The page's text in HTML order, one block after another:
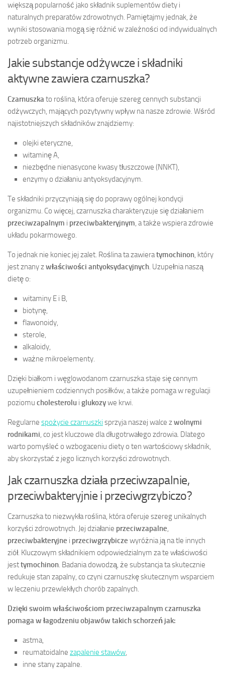
większą popularność jako składnik suplementów diety i
naturalnych preparatów zdrowotnych. Pamiętajmy jednak, że
wyniki stosowania mogą się różnić w zależności od indywidualnych
potrzeb organizmu.
Jakie substancje odżywcze i składniki
aktywne zawiera czarnuszka?
Czarnuszkato roślina, która oferuje szereg cennych substancji
odżywczych, mających pozytywny wpływ na nasze zdrowie. Wśród
najistotniejszych składników znajdziemy:
olejki eteryczne,
witaminę A,
niezbędne nienasycone kwasy tłuszczowe (NNKT),
enzymy o działaniu antyoksydacyjnym.
Te składniki przyczyniają się do poprawy ogólnej kondycji
organizmu. Co więcej, czarnuszka charakteryzuje się działaniem
przeciwzapalnym i przeciwbakteryjnym, a także wspiera zdrowie
układu pokarmowego.
To jednak nie koniec jej zalet. Roślina ta zawieratymochinon, który
jest znany zwłaściwości antyoksydacyjnych. Uzupełnia naszą
dietę o:
witaminy E i B,
biotynę,
flawonoidy,
sterole,
alkaloidy,
ważne mikroelementy.
Dzięki białkom i węglowodanom czarnuszka staje się cennym
uzupełnieniem codziennych posiłków, a także pomaga w regulacji
poziomu cholesterolu i glukozywe krwi.
Regularne spożycie czarnuszki sprzyja naszej walce zwolnymi
rodnikami, co jest kluczowe dla długotrwałego zdrowia. Dlatego
warto pomyśleć o wzbogaceniu diety o ten wartościowy składnik,
aby skorzystać z jego licznych korzyści zdrowotnych.
Jak czarnuszka działa przeciwzapalnie,
przeciwbakteryjnie i przeciwgrzybiczo?
Czarnuszka to niezwykła roślina, która oferuje szereg unikalnych
korzyści zdrowotnych. Jej działanie przeciwzapalne,
przeciwbakteryjne i przeciwgrzybicze wyróżnia ją na tle innych
ziół. Kluczowym składnikiem odpowiedzialnym za te właściwości
jesttymochinon. Badania dowodzą, że substancja ta skutecznie
redukuje stan zapalny, co czyni czarnuszkę skutecznym wsparciem
w leczeniu przewlekłych chorób zapalnych.
Dzięki swoim właściwościom przeciwzapalnym czarnuszka
pomaga w łagodzeniu objawów takich schorzeń jak:
astma,
reumatoidalne zapalenie stawów,
inne stany zapalne.